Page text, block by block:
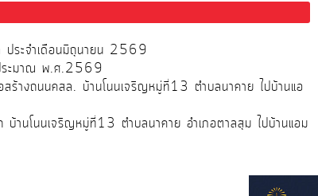
ประจำเดือนมิถุนายน 2569
ประมาณ พ.ศ.2569
สร้างถนนคสล. บ้านโนนเจริญหมู่ที่13 ตำบลนาคาย ไปบ้านแอ
บ้านโนนเจริญหมู่ที่13 ตำบลนาคาย อำเภอตาลสุม ไปบ้านแอม